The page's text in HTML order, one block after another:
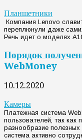
Планшетники
Компания Lenovo
переплюнули даже
Речь идет о моделях
Порядок
WebMoney
10.12.2020
Камеры
Платежная система
пользователей, так как
разнообразие
система активно